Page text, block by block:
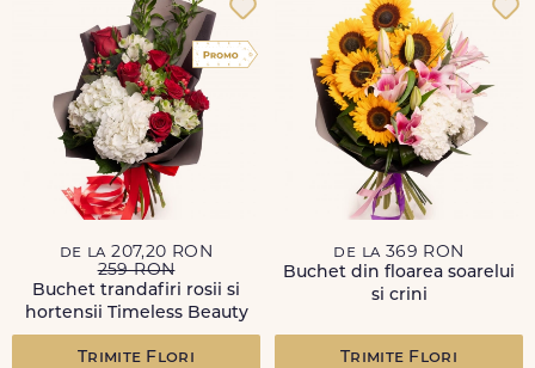
de la 207,20 RON
259 RON
Buchet trandafiri rosii si
hortensii Timeless Beauty
Trimite Flori
de la 369 RON
Buchet din floarea soarelui
si crini
Trimite Flori